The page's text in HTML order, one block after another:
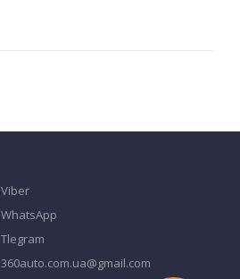
Viber
WhatsApp
Tlegram
360auto.com.ua@gmail.com